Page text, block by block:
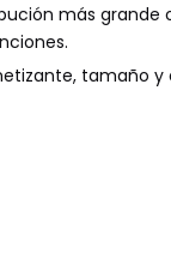
más grande
tamaño y